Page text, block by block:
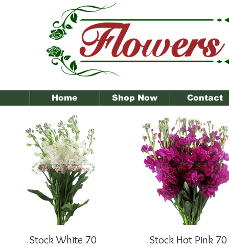
Home Shop Now Contact
Быстрый просмотр
Stock White 70 Быстрый просмотр
Stock Hot Pink 70